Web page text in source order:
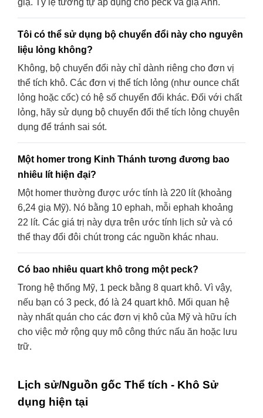
Tôi có thể sử dụng bộ chuyển đổi này cho nguyên
liệu lỏng không?
Không, bộ chuyển đổi này chỉ dành riêng cho đơn vị
thể tích khô. Các đơn vị thể tích lỏng (như ounce chất
lỏng hoặc cốc) có hệ số chuyển đổi khác. Đối với chất
lỏng, hãy sử dụng bộ chuyển đổi thể tích lỏng chuyên
dụng để tránh sai sót.
Một homer trong Kinh Thánh tương đương bao
nhiêu lít hiện đại?
Một homer thường được ước tính là 220 lít (khoảng
6,24 giạ Mỹ). Nó bằng 10 ephah, mỗi ephah khoảng
22 lít. Các giá trị này dựa trên ước tính lịch sử và có
thể thay đổi đôi chút trong các nguồn khác nhau.
Có bao nhiêu quart khô trong một peck?
Trong hệ thống Mỹ, 1 peck bằng 8 quart khô. Vì vậy,
nếu bạn có 3 peck, đó là 24 quart khô. Mối quan hệ
này nhất quán cho các đơn vị khô của Mỹ và hữu ích
cho việc mở rộng quy mô công thức nấu ăn hoặc lưu
trữ.
Lịch sử/Nguồn gốc Thể tích - Khô Sử
dụng hiện tại